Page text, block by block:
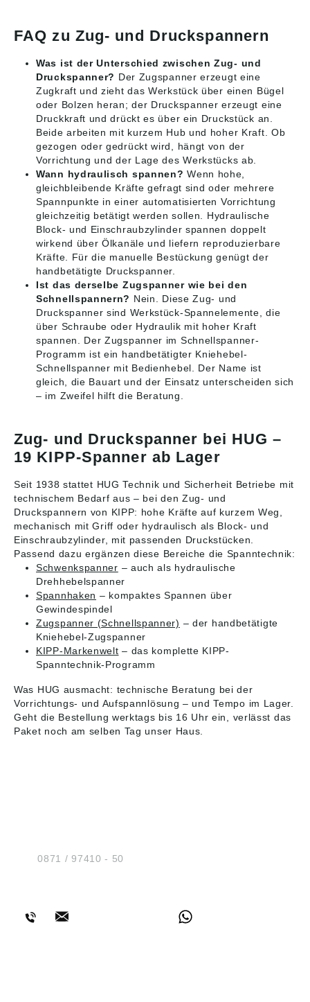
FAQ zu Zug- und Druckspannern
Was ist der Unterschied zwischen Zug- und
Druckspanner? Der Zugspanner erzeugt eine
Zugkraft und zieht das Werkstück über einen Bügel
oder Bolzen heran; der Druckspanner erzeugt eine
Druckkraft und drückt es über ein Druckstück an.
Beide arbeiten mit kurzem Hub und hoher Kraft. Ob
gezogen oder gedrückt wird, hängt von der
Vorrichtung und der Lage des Werkstücks ab.
Wann hydraulisch spannen? Wenn hohe,
gleichbleibende Kräfte gefragt sind oder mehrere
Spannpunkte in einer automatisierten Vorrichtung
gleichzeitig betätigt werden sollen. Hydraulische
Block- und Einschraubzylinder spannen doppelt
wirkend über Ölkanäle und liefern reproduzierbare
Kräfte. Für die manuelle Bestückung genügt der
handbetätigte Druckspanner.
Ist das derselbe Zugspanner wie bei den
Schnellspannern? Nein. Diese Zug- und
Druckspanner sind Werkstück-Spannelemente, die
über Schraube oder Hydraulik mit hoher Kraft
spannen. Der Zugspanner im Schnellspanner-
Programm ist ein handbetätigter Kniehebel-
Schnellspanner mit Bedienhebel. Der Name ist
gleich, die Bauart und der Einsatz unterscheiden sich
– im Zweifel hilft die Beratung.
Zug- und Druckspanner bei HUG –
19 KIPP-Spanner ab Lager
Seit 1938 stattet HUG Technik und Sicherheit Betriebe mit
technischem Bedarf aus – bei den Zug- und
Druckspannern von KIPP: hohe Kräfte auf kurzem Weg,
mechanisch mit Griff oder hydraulisch als Block- und
Einschraubzylinder, mit passenden Druckstücken.
Passend dazu ergänzen diese Bereiche die Spanntechnik:
Schwenkspanner – auch als hydraulische
Drehhebelspanner
Spannhaken – kompaktes Spannen über
Gewindespindel
Zugspanner (Schnellspanner) – der handbetätigte
Kniehebel-Zugspanner
KIPP-Markenwelt – das komplette KIPP-
Spanntechnik-Programm
Was HUG ausmacht: technische Beratung bei der
Vorrichtungs- und Aufspannlösung – und Tempo im Lager.
Geht die Bestellung werktags bis 16 Uhr ein, verlässt das
Paket noch am selben Tag unser Haus.
Tel.:0871 / 97410 - 50